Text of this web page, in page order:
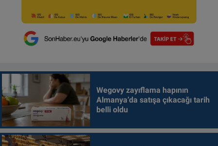
Wegovy zayıflama hapının
Almanya’da satışa çıkacağı tarih
belli oldu